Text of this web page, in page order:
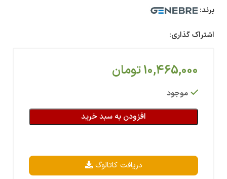
برند:
اشتراک گذاری:
10,465,000تومان
موجود
افزودن به سبد خرید
دریافت کاتالوگ